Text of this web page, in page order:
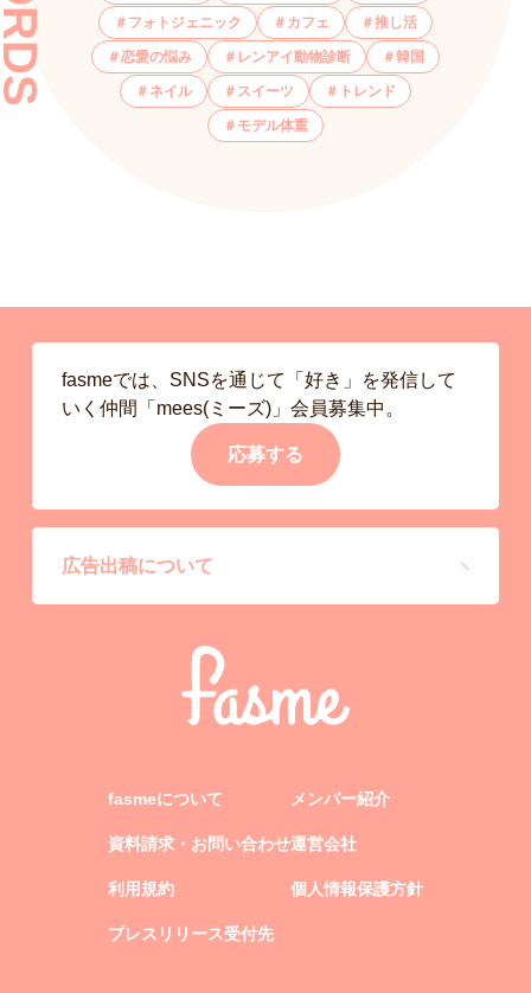
フォトジェニック カフェ 推し活
恋愛の悩み レンアイ動物診断 韓国
ネイル スイーツ トレンド
モデル体重
fasmeでは、SNSを通じて「好き」を発信して
いく仲間「mees(ミーズ)」会員募集中。
応募する
広告出稿について
fasmeについて
資料請求・お問い合わせ
利用規約
プレスリリース受付先
メンバー紹介
運営会社
個人情報保護方針